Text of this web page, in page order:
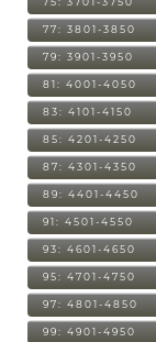
77: 3801-3850
79: 3901-3950
81: 4001-4050
83: 4101-4150
85: 4201-4250
87: 4301-4350
89: 4401-4450
91: 4501-4550
93: 4601-4650
95: 4701-4750
97: 4801-4850
99: 4901-4950